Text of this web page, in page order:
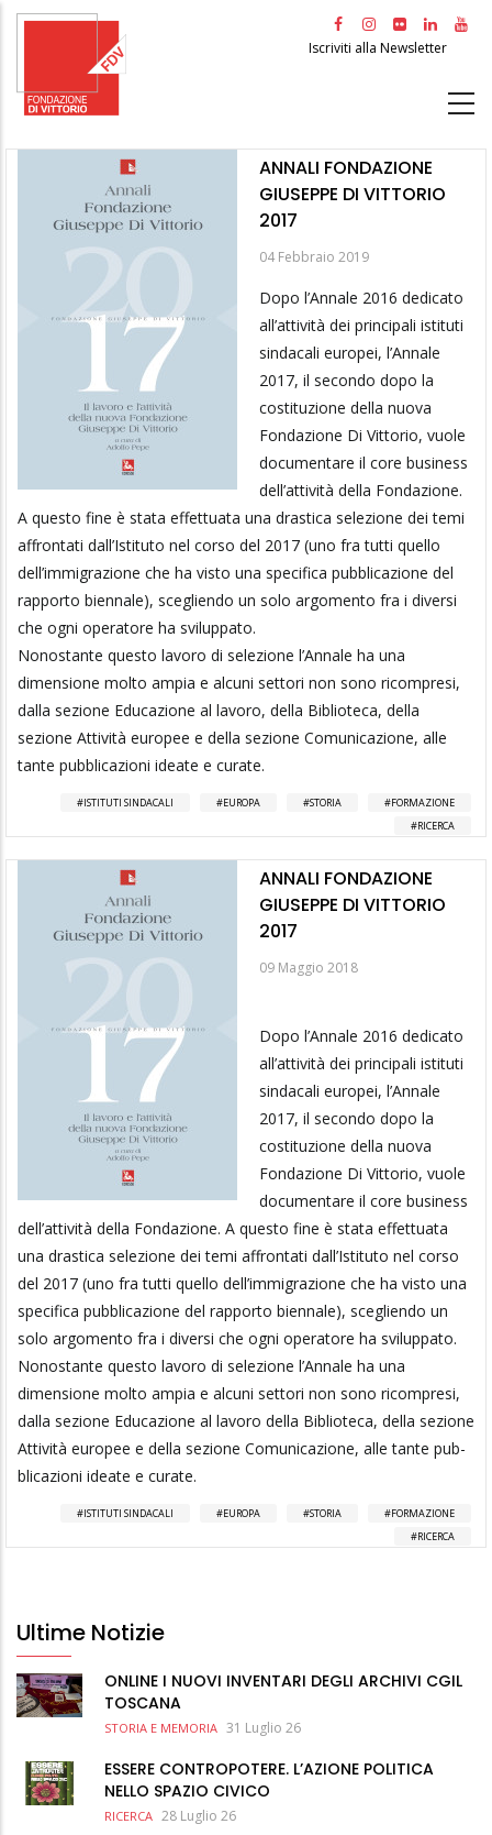
Salta
principale
Iscriviti alla Newsletter
ANNALI FONDAZIONE
GIUSEPPE DI VITTORIO
2017
04 Febbraio 2019
Dopo l’Annale 2016 dedicato
all’attività dei principali istituti
sindacali europei, l’Annale
2017, il secondo do­po la
costituzione della nuova
Fondazione Di Vittorio, vuole
documentare il core business
dell’attività della Fonda­zione.
A questo fine è stata effettuata una drastica selezione dei temi
affrontati dall’Istituto nel corso del 2017 (uno fra tutti quello
dell’immigrazione che ha visto una specifica pub­blica­zio­ne del
rapporto biennale), scegliendo un solo argomento fra i diversi
che ogni operatore ha sviluppato.
Nonostante questo lavoro di selezione l’Annale ha una
dimensione molto ampia e alcuni settori non sono ricompresi,
dalla sezione Educazione al lavoro, della Biblioteca, della
sezione At­tività europee e della sezione Comunicazione, alle
tante pub­bli­cazioni ideate e curate.
ISTITUTI SINDACALI EUROPA STORIA
FORMAZIONE
RICERCA
ANNALI FONDAZIONE
GIUSEPPE DI VITTORIO
2017
09 Maggio 2018
Dopo l’Annale 2016 dedicato
all’attività dei principali istituti
sindacali europei, l’Annale
2017, il secondo do­po la
costituzione della nuova
Fondazione Di Vittorio, vuole
documentare il core business
dell’attività della Fonda­zione. A questo fine è stata effettuata
una drastica selezione dei temi affrontati dall’Istituto nel corso
del 2017 (uno fra tutti quello dell’immigrazione che ha visto una
specifica pub­blica­zio­ne del rapporto biennale), scegliendo un
solo argomento fra i diversi che ogni operatore ha sviluppato.
Nonostante questo lavoro di selezione l’Annale ha una
dimensione molto ampia e alcuni settori non sono ricompresi,
dalla sezione Educazione al lavoro della Biblioteca, della sezione
At­tività europee e della sezione Comunicazione, alle tante pub­
bli­cazioni ideate e curate.
ISTITUTI SINDACALI EUROPA STORIA
FORMAZIONE
RICERCA
Ultime Notizie
ONLINE I NUOVI INVENTARI DEGLI ARCHIVI CGIL
TOSCANA
STORIA E MEMORIA 31 Luglio 26
ESSERE CONTROPOTERE. L’AZIONE POLITICA
NELLO SPAZIO CIVICO
RICERCA 28 Luglio 26